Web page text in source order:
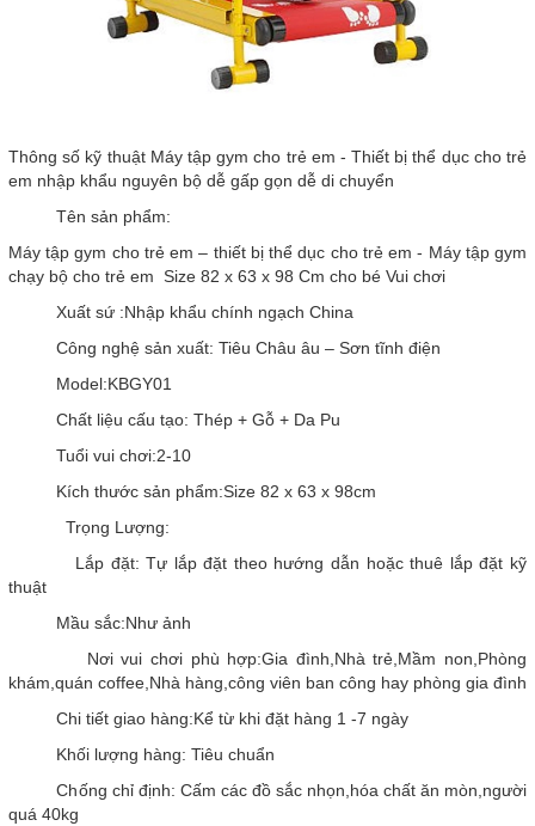
Thông số kỹ thuật Máy tập gym cho trẻ em - Thiết bị thể dục cho trẻ
em nhập khẩu nguyên bộ dễ gấp gọn dễ di chuyển
Tên sản phẩm:
Máy tập gym cho trẻ em – thiết bị thể dục cho trẻ em - Máy tập gym
chạy bộ cho trẻ em Size 82 x 63 x 98 Cm cho bé Vui chơi
Xuất sứ :Nhập khẩu chính ngạch China
Công nghệ sản xuất: Tiêu Châu âu – Sơn tĩnh điện
Model:KBGY01
Chất liệu cấu tạo: Thép + Gỗ + Da Pu
Tuổi vui chơi:2-10
Kích thước sản phẩm:Size 82 x 63 x 98cm
Trọng Lượng:
Lắp đặt: Tự lắp đặt theo hướng dẫn hoặc thuê lắp đặt kỹ
thuật
Mầu sắc:Như ảnh
Nơi vui chơi phù hợp:Gia đình,Nhà trẻ,Mầm non,Phòng
khám,quán coffee,Nhà hàng,công viên ban công hay phòng gia đình
Chi tiết giao hàng:Kể từ khi đặt hàng 1 -7 ngày
Khối lượng hàng: Tiêu chuẩn
Chống chỉ định: Cấm các đồ sắc nhọn,hóa chất ăn mòn,người
quá 40kg